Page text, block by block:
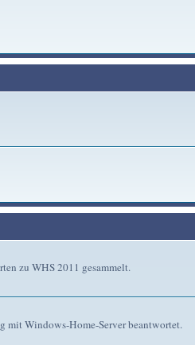
zu WHS 2011 gesammelt.
mit Windows-Home-Server beantwortet.